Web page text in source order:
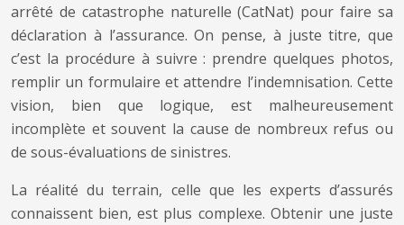
arrêté de catastrophe naturelle (CatNat) pour faire sa
déclaration à l’assurance. On pense, à juste titre, que
c’est la procédure à suivre : prendre quelques photos,
remplir un formulaire et attendre l’indemnisation. Cette
vision, bien que logique, est malheureusement
incomplète et souvent la cause de nombreux refus ou
de sous-évaluations de sinistres.
La réalité du terrain, celle que les experts d’assurés
connaissent bien, est plus complexe. Obtenir une juste